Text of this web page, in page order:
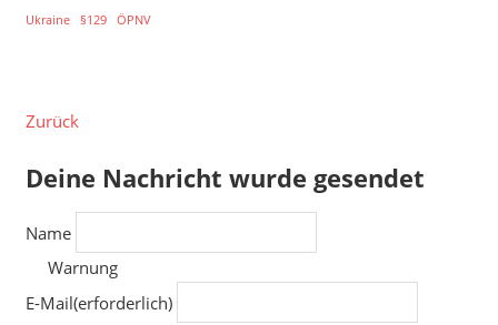
Ukraine §129 ÖPNV
Zurück
Deine Nachricht wurde gesendet
Name
Warnung
E-Mail(erforderlich)